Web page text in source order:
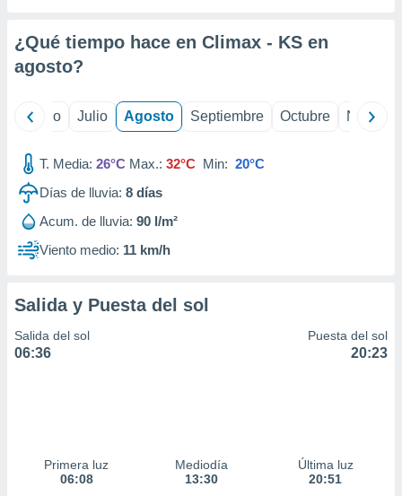
e
mediante
publicidad
publicidad
de
1199
¿Qué tiempo hace en Climax - KS en
agosto?
Junio Julio Agosto Septiembre Octubre
T. Media: 26°C Max.: 32°C Min: 20°C
Días de lluvia: 8 días
Acum. de lluvia: 90 l/m²
Viento medio: 11 km/h
Salida y Puesta del sol
Salida del sol
06:36
Puesta del sol
20:23
Primera luz
06:08
Mediodía
13:30
Última luz
20:51